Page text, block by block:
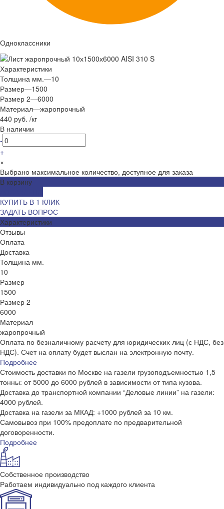
Одноклассники
Характеристики
Толщина мм.—10
Размер—1500
Размер 2—6000
Материал—жаропрочный
440 руб. /кг
В наличии
-
+
×
Выбрано максимальное количество, доступное для заказа
В корзину
КУПИТЬ В 1 КЛИК
ЗАДАТЬ ВОПРОС
Характеристики
Отзывы
Оплата
Доставка
Толщина мм.
10
Размер
1500
Размер 2
6000
Материал
жаропрочный
Оплата по безналичному расчету для юридических лиц (с НДС, без
НДС). Счет на оплату будет выслан на электронную почту.
Подробнее
Стоимость доставки по Москве на газели грузоподъемностью 1,5
тонны: от 5000 до 6000 рублей в зависимости от типа кузова.
Доставка до транспортной компании “Деловые линии” на газели:
4000 рублей.
Доставка на газели за МКАД: +1000 рублей за 10 км.
Самовывоз при 100% предоплате по предварительной
договоренности.
Подробнее
Собственное производство
Работаем индивидуально под каждого клиента